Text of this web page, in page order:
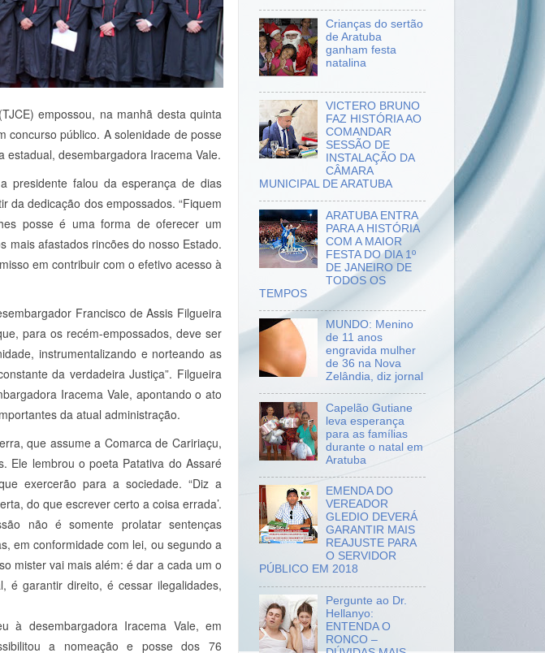
empossou, na manhã desta quinta
concurso público. A solenidade de posse
desembargadora Iracema Vale.
presidente falou da esperança de dias
da dedicação dos empossados. “Fiquem
posse é uma forma de oferecer um
mais afastados rincões do nosso Estado.
em contribuir com o efetivo acesso à
Francisco de Assis Filgueira
para os recém-empossados, deve ser
instrumentalizando e norteando as
da verdadeira Justiça”. Filgueira
Iracema Vale, apontando o ato
da atual administração.
que assume a Comarca de Caririaçu,
Ele lembrou o poeta Patativa do Assaré
exercerão para a sociedade. “Diz a
do que escrever certo a coisa errada’.
não é somente prolatar sentenças
em conformidade com lei, ou segundo a
mister vai mais além: é dar a cada um o
é garantir direito, é cessar ilegalidades,
à desembargadora Iracema Vale, em
a nomeação e posse dos 76
Crianças do sertão
de Aratuba
ganham festa
natalina
VICTERO BRUNO
FAZ HISTÓRIA AO
COMANDAR
SESSÃO DE
INSTALAÇÃO DA
CÂMARA
MUNICIPAL DE ARATUBA
ARATUBA ENTRA
PARA A HISTÓRIA
COM A MAIOR
FESTA DO DIA 1º
DE JANEIRO DE
TODOS OS
TEMPOS
MUNDO: Menino
de 11 anos
engravida mulher
de 36 na Nova
Zelândia, diz jornal
Capelão Gutiane
leva esperança
para as famílias
durante o natal em
Aratuba
EMENDA DO
VEREADOR
GLEDIO DEVERÁ
GARANTIR MAIS
REAJUSTE PARA
O SERVIDOR
PÚBLICO EM 2018
Pergunte ao Dr.
Hellanyo:
ENTENDA O
RONCO –